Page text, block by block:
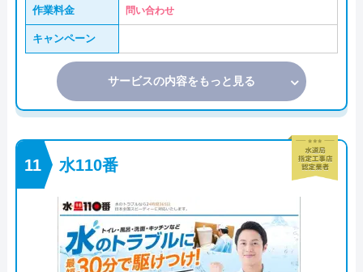
作業料金 問い合わせ
キャンペーン
サービスの内容をもっと見る
水110番